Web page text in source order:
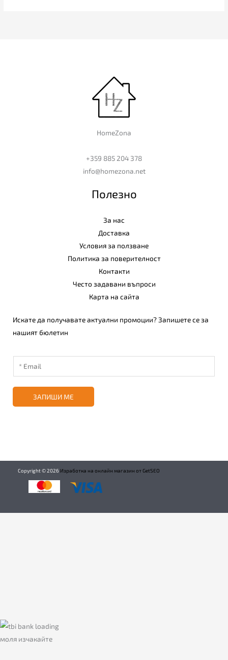
HomeZona
+359 885 204 378
info@homezona.net
Полезно
За нас
Доставка
Условия за ползване
Политика за поверителност
Контакти
Често задавани въпроси
Карта на сайта
Искате да получавате актуални промоции? Запишете се за
нашият бюлетин
ЗАПИШИ МЕ
Copyright ©2026 Изработка на онлайн магазин от GetSEO
моля изчакайте